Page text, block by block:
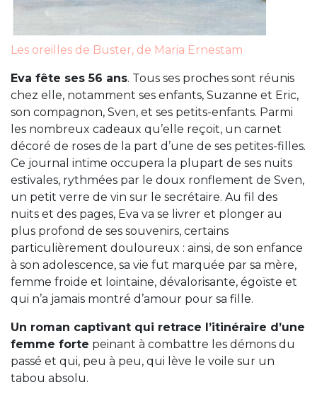
Les oreilles de Buster, de Maria Ernestam
Eva fête ses 56 ans. Tous ses proches sont réunis
chez elle, notamment ses enfants, Suzanne et Eric,
son compagnon, Sven, et ses petits-enfants. Parmi
les nombreux cadeaux qu’elle reçoit, un carnet
décoré de roses de la part d’une de ses petites-filles.
Ce journal intime occupera la plupart de ses nuits
estivales, rythmées par le doux ronflement de Sven,
un petit verre de vin sur le secrétaire. Au fil des
nuits et des pages, Eva va se livrer et plonger au
plus profond de ses souvenirs, certains
particulièrement douloureux : ainsi, de son enfance
à son adolescence, sa vie fut marquée par sa mère,
femme froide et lointaine, dévalorisante, égoïste et
qui n’a jamais montré d’amour pour sa fille.
Un roman captivant qui retrace l’itinéraire d’une
femme forte peinant à combattre les démons du
passé et qui, peu à peu, qui lève le voile sur un
tabou absolu.